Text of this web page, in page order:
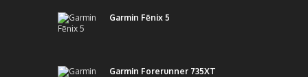
Garmin Fēnix 5
Garmin Forerunner 735XT